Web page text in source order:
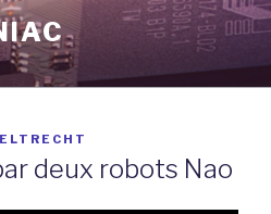
deux robots Nao